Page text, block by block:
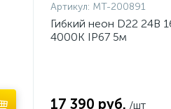
Артикул: MT-200891
Гибкий неон D22 24В
4000K IP67 5м
17 390 руб. /шт